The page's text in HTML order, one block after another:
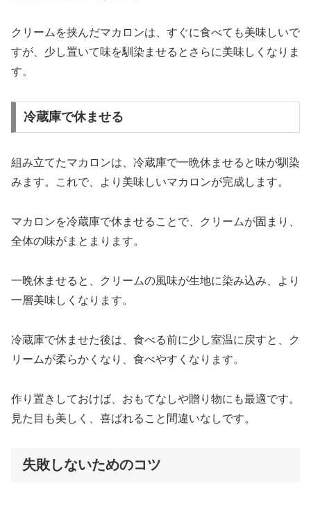
クリームを挟んだマカロンは、すぐに食べても美味しいで
すが、少し置いて味を馴染ませるとさらに美味しくなりま
す。
冷蔵庫で休ませる
組み立てたマカロンは、冷蔵庫で一晩休ませると味が馴染
みます。これで、より美味しいマカロンが完成します。
マカロンを冷蔵庫で休ませることで、クリームが固まり、
全体の味がまとまります。
一晩休ませると、クリームの風味が生地に染み込み、より
一層美味しくなります。
冷蔵庫で休ませた後は、食べる前に少し室温に戻すと、ク
リームが柔らかくなり、食べやすくなります。
作り置きしておけば、おもてなしや贈り物にも最適です。
見た目も美しく、喜ばれること間違いなしです。
失敗しないためのコツ